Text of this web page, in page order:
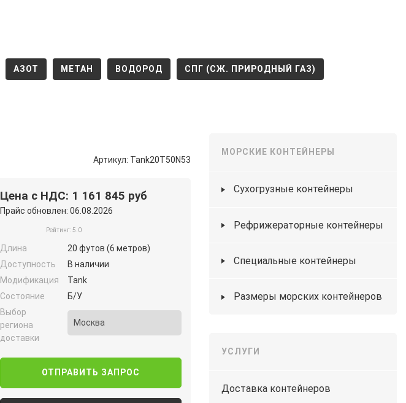
АЗОТ МЕТАН ВОДОРОД СПГ (СЖ. ПРИРОДНЫЙ ГАЗ)
Артикул: Tank20Т50N53
Цена с НДС: 1 161 845 руб
Прайс обновлен: 06.08.2026
Рейтинг: 5.0
Длина
20 футов (6 метров)
Доступность
В наличии
Модификация
Tank
Состояние
Б/У
Выбор
региона
доставки
ОТПРАВИТЬ ЗАПРОС
МОРСКИЕ КОНТЕЙНЕРЫ
Сухогрузные контейнеры
Рефрижераторные контейнеры
Специальные контейнеры
Размеры морских контейнеров
УСЛУГИ
Доставка контейнеров